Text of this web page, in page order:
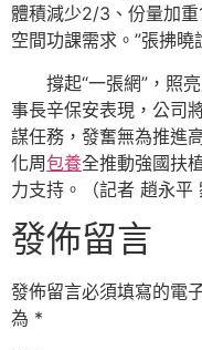
體積減少2/3、份量加
空間功課需求。”張拂曉
撐起“一張網”，照
事長辛保安表現，公司
謀任務，發奮無為推進
化周包養全推動強國扶
力支持。（記者 趙永平
發佈留言
發佈留言必須填寫的電
為 *